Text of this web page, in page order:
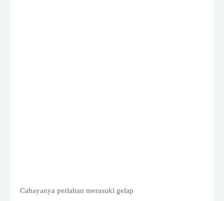
Cahayanya perlahan merasuki gelap